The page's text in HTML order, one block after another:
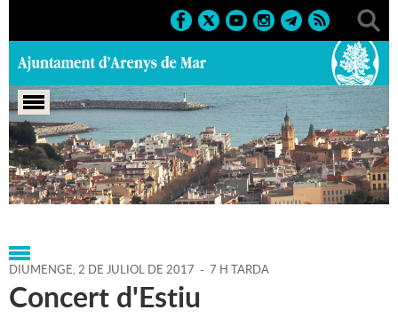
Portada > Agenda > 02-07-
2017 > Marcs > 2017 > Activitats musicals
DIUMENGE,2 DE JULIOL DE 2017 - 7 H TARDA
Concert d'Estiu